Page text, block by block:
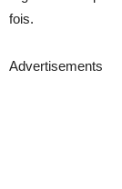
fois.
Advertisements